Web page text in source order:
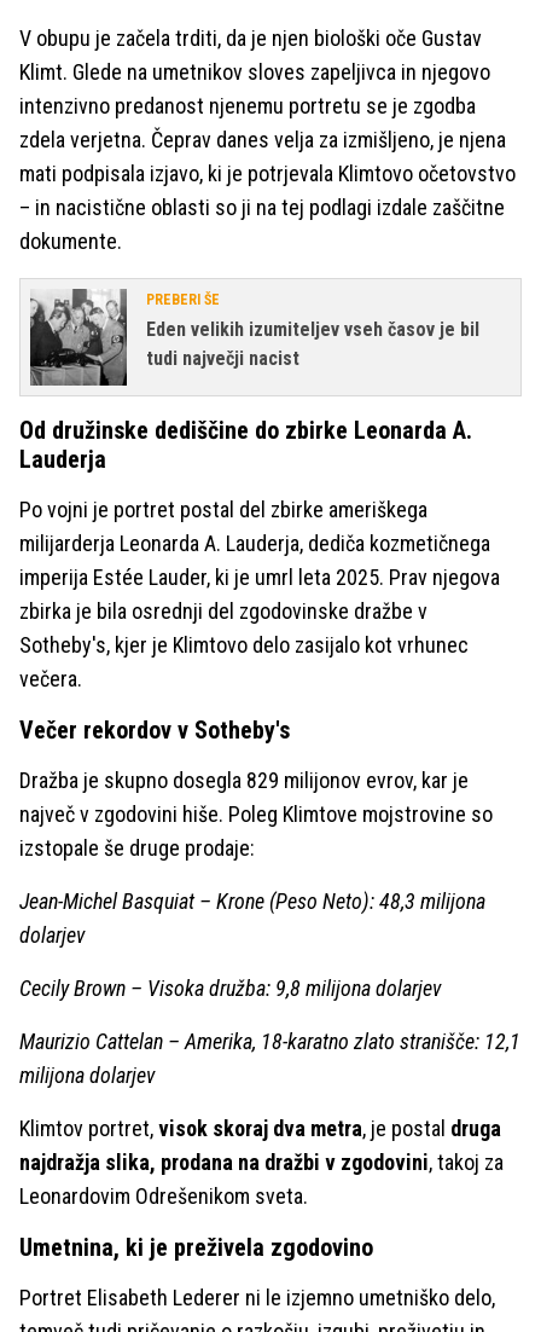
V obupu je začela trditi, da je njen biološki oče Gustav
Klimt. Glede na umetnikov sloves zapeljivca in njegovo
intenzivno predanost njenemu portretu se je zgodba
zdela verjetna. Čeprav danes velja za izmišljeno, je njena
mati podpisala izjavo, ki je potrjevala Klimtovo očetovstvo
– in nacistične oblasti so ji na tej podlagi izdale zaščitne
dokumente.
PREBERI ŠE
Eden velikih izumiteljev vseh časov je bil
tudi največji nacist
Od družinske dediščine do zbirke Leonarda A.
Lauderja
Po vojni je portret postal del zbirke ameriškega
milijarderja Leonarda A. Lauderja, dediča kozmetičnega
imperija Estée Lauder, ki je umrl leta 2025. Prav njegova
zbirka je bila osrednji del zgodovinske dražbe v
Sotheby's, kjer je Klimtovo delo zasijalo kot vrhunec
večera.
Večer rekordov v Sotheby's
Dražba je skupno dosegla 829 milijonov evrov, kar je
največ v zgodovini hiše. Poleg Klimtove mojstrovine so
izstopale še druge prodaje:
Jean-Michel Basquiat – Krone (Peso Neto): 48,3 milijona
dolarjev
Cecily Brown – Visoka družba: 9,8 milijona dolarjev
Maurizio Cattelan – Amerika, 18-karatno zlato stranišče: 12,1
milijona dolarjev
Klimtov portret,visok skoraj dva metra, je postal druga
najdražja slika, prodana na dražbi v zgodovini, takoj za
Leonardovim Odrešenikom sveta.
Umetnina, ki je preživela zgodovino
Portret Elisabeth Lederer ni le izjemno umetniško delo,